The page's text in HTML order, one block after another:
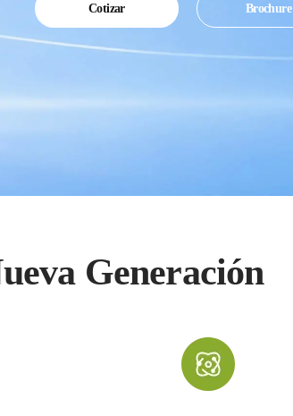
Cotizar Brochure
Generación